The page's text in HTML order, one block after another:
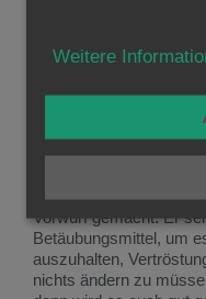
würden. Er verspricht
Er nennt es
und sofort und billig zu
Himmel wird groß
“droben im Himmel”.
Karl Marx und seine
Vorwurf gemacht. Er
Betäubungsmittel, um
auszuhalten,
nichts ändern zu
Weitere